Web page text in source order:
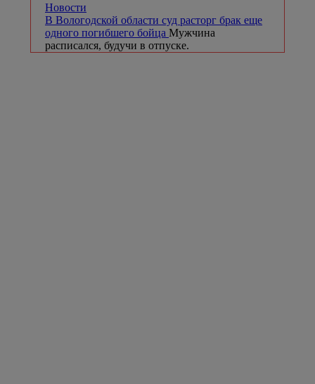
Новости
В Вологодской области суд расторг брак еще
одного погибшего бойца Мужчина
расписался, будучи в отпуске.